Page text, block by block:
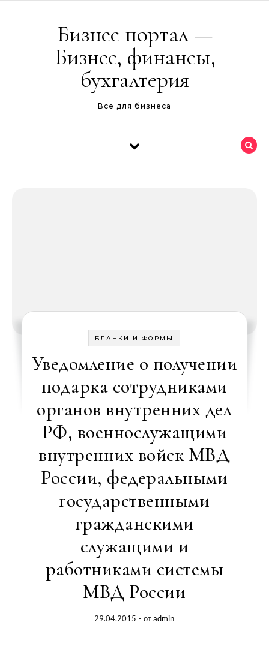
Бизнес портал —
Бизнес, финансы,
бухгалтерия
Все для бизнеса
БЛАНКИ И ФОРМЫ
Уведомление о получении
подарка сотрудниками
органов внутренних дел
РФ, военнослужащими
внутренних войск МВД
России, федеральными
государственными
гражданскими
служащими и
работниками системы
МВД России
29.04.2015 - отadmin